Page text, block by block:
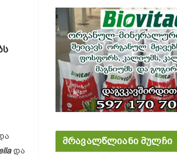
და
მრავალწლიანი მულჩი